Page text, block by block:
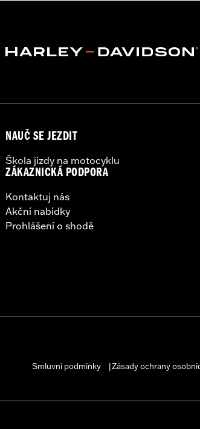
Removing and installing engine covers
NAUČ SE JEZDIT
Škola jízdy na motocyklu
ZÁKAZNICKÁ PODPORA
Kontaktuj nás
Akční nabídky
Prohlášení o shodě
Smluvní podmínky
Zásady ochrany